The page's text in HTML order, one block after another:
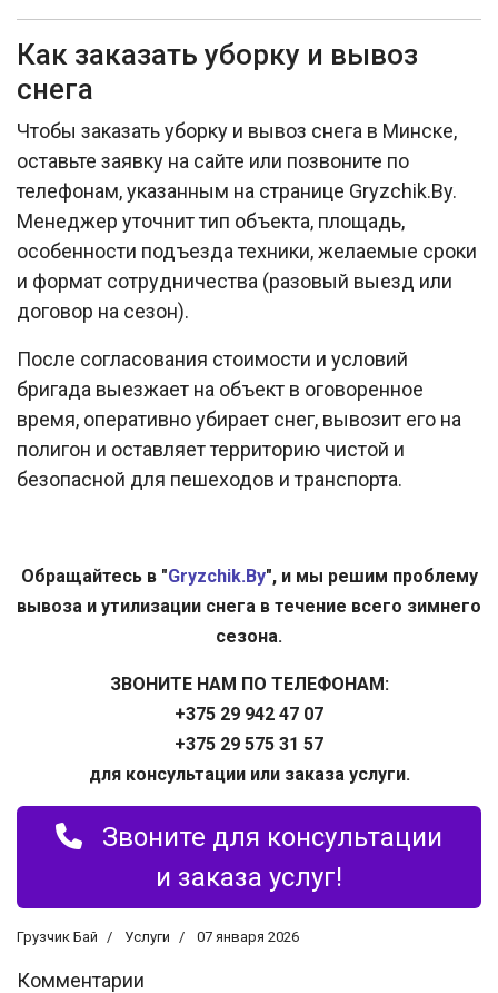
Как заказать уборку и вывоз
снега
Чтобы заказать уборку и вывоз снега в Минске,
оставьте заявку на сайте или позвоните по
телефонам, указанным на странице Gryzchik.By.
Менеджер уточнит тип объекта, площадь,
особенности подъезда техники, желаемые сроки
и формат сотрудничества (разовый выезд или
договор на сезон).​
После согласования стоимости и условий
бригада выезжает на объект в оговоренное
время, оперативно убирает снег, вывозит его на
полигон и оставляет территорию чистой и
безопасной для пешеходов и транспорта.​
Обращайтесь в "Gryzchik.By", и мы решим проблему
вывоза и утилизации снега в течение всего зимнего
сезона.
ЗВОНИТЕ НАМ ПО ТЕЛЕФОНАМ:
+375 29 942 47 07
+375 29 575 31 57
для консультации или заказа услуги.
Звоните для консультации
и заказа услуг!
Грузчик Бай Услуги 07 января 2026
Комментарии